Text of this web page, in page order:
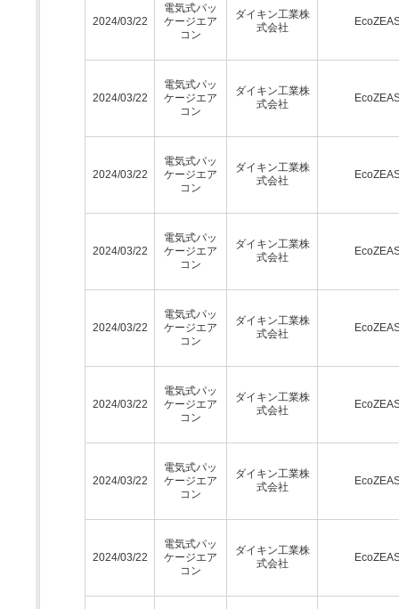
2024/03/22
電気式パッ
ケージエア
コン
ダイキン工業株
式会社
2024/03/22
電気式パッ
ケージエア
コン
ダイキン工業株
式会社
2024/03/22
電気式パッ
ケージエア
コン
ダイキン工業株
式会社
2024/03/22
電気式パッ
ケージエア
コン
ダイキン工業株
式会社
2024/03/22
電気式パッ
ケージエア
コン
ダイキン工業株
式会社
2024/03/22
電気式パッ
ケージエア
コン
ダイキン工業株
式会社
2024/03/22
電気式パッ
ケージエア
コン
ダイキン工業株
式会社
2024/03/22
電気式パッ
ケージエア
コン
ダイキン工業株
式会社